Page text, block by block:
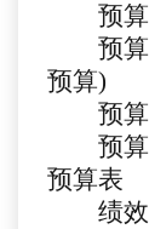
预算
预算
预算)
预算
预算
预算表
绩效